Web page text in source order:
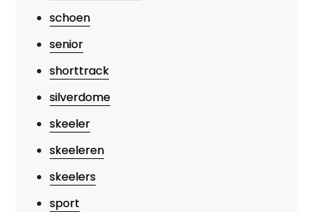
schoen
senior
shorttrack
silverdome
skeeler
skeeleren
skeelers
sport